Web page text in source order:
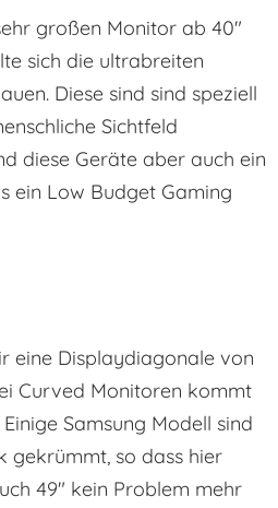
großen Monitor ab 40″
sich die ultrabreiten
Diese sind sind speziell
Sichtfeld
diese Geräte aber auch ein
ein Low Budget Gaming
eine Displaydiagonale von
Curved Monitoren kommt
Samsung Modell sind
gekrümmt, so dass hier
49″ kein Problem mehr